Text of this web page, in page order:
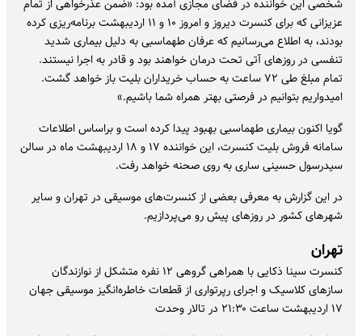
شخصی این خواننده در فضای مجازی آمده بود: «ضمن عذرخواهی از تمام
عزیزانی که برای کنسرت دیروز و امروز ۱۰ و ۱۱ اردیبهشت برنامه‌ریزی کرده
بودند، به اطلاع می‌رسانیم که عرفان طهماسبی به دلیل بیماری شدید
تنفسی در روزهای آتی تحت درمان خواهند بود و قادر به اجرا نیستند.
تمام مبلغ طی ۷۲ ساعت به حساب خریداران بلیت باز خواهد گشت.
امیدواریم بتوانیم در فرصتی بهتر همراه شما باشیم.»
گویا اکنون بیماری طهماسبی بهبود پیدا کرده است و براساس اطلاعات
سامانه فروش بلیت کنسرت، این خواننده ۱۷ و ۱۸ اردیبهشت ماه در سالن
سیدرسول حسینی ساری به روی صحنه خواهد رفت.
در این گزارش به معرفی بعضی از کنسرت‌های موسیقی در تهران و سایر
شهرهای کشور در روزهای پیش رو می‌پردازیم.
تهران
کنسرت سینا ذکایی با همراهی گروهی ۱۲ نفره متشکل از نوازندگان
سازهای کلاسیک و اجرای رپرتواری از قطعات خاطره‌انگیز موسیقی جهان
۱۷ اردیبهشت ساعت ۲۱:۳۰ در تالار وحدت